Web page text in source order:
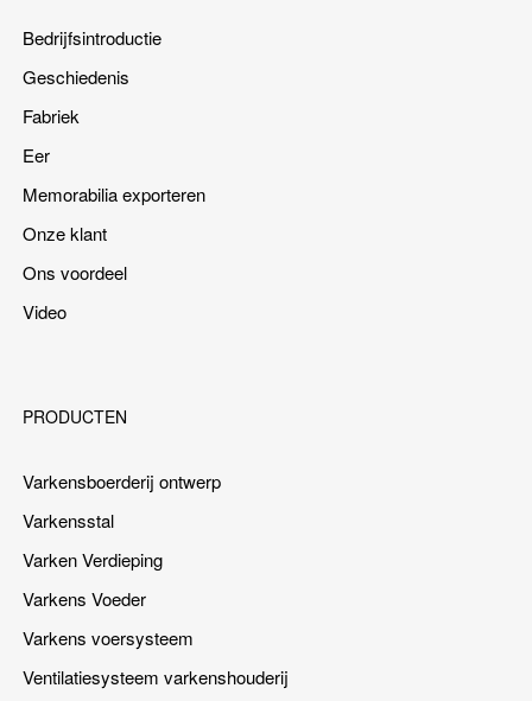
Bedrijfsintroductie
Geschiedenis
Fabriek
Eer
Memorabilia exporteren
Onze klant
Ons voordeel
Video
PRODUCTEN
Varkensboerderij ontwerp
Varkensstal
Varken Verdieping
Varkens Voeder
Varkens voersysteem
Ventilatiesysteem varkenshouderij